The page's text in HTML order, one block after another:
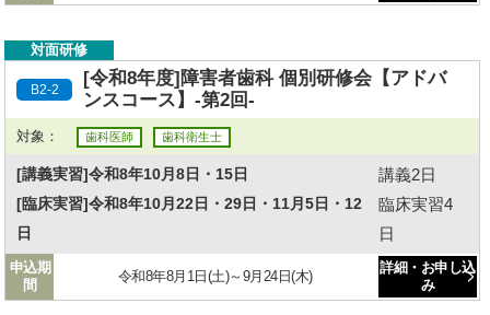
対面研修
B2-2
[令和8年度]障害者歯科 個別研修会【アドバ
ンスコース】-第2回-
対象： 歯科医師 歯科衛生士
[講義実習]令和8年10月8日・15日
[臨床実習]令和8年10月22日・29日・11月5日・12
日
講義2日
臨床実習4
日
申込期
間
令和8年8月1日(土)～9月24日(木)
詳細・お申し込
み